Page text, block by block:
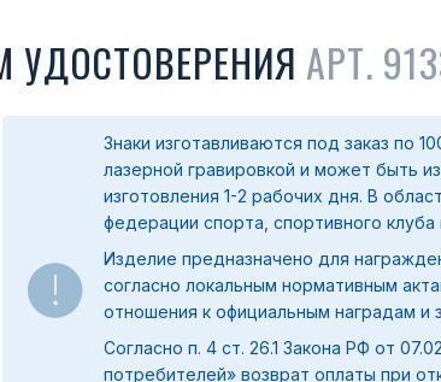
УДОСТОВЕРЕНИЯ АРТ.
Знаки изготавливаются под заказ по
лазерной гравировкой и может быть
изготовления 1-2 рабочих дня. В
федерации спорта, спортивного
Изделие предназначено для
согласно локальным нормативным
отношения к официальным наградам и
Согласно п. 4 ст. 26.1 Закона РФ от
потребителей» возврат оплаты при